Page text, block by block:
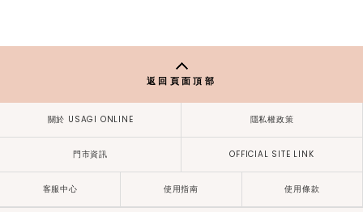
連身洋裝 PWNO264056
1 2 3
214
返回頁面頂部